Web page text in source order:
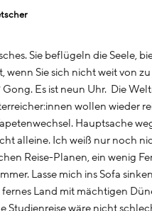
Sie beflügeln die Seele,
wenn Sie sich nicht weit von
Es ist neun Uhr. Die
wollen wieder
Hauptsache
alleine. Ich weiß nur noch
Reise-Planen, ein wenig
Lasse mich ins Sofa
Land mit mächtigen